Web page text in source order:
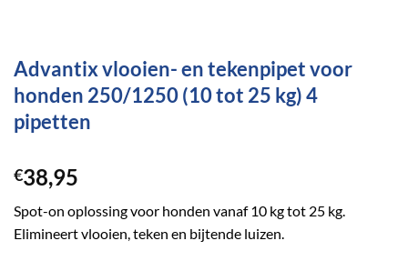
Advantix vlooien- en tekenpipet voor
honden 250/1250 (10 tot 25 kg) 4
pipetten
€38,95
Spot-on oplossing voor honden vanaf 10 kg tot 25 kg.
Elimineert vlooien, teken en bijtende luizen.